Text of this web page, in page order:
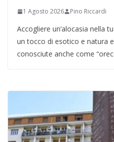
1 Agosto 2026 Pino Riccardi
Accogliere un’alocasia nella
un tocco di esotico e natura
conosciute anche come